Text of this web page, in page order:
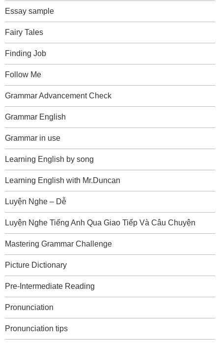
Essay sample
Fairy Tales
Finding Job
Follow Me
Grammar Advancement Check
Grammar English
Grammar in use
Learning English by song
Learning English with Mr.Duncan
Luyện Nghe – Dễ
Luyện Nghe Tiếng Anh Qua Giao Tiếp Và Câu Chuyện
Mastering Grammar Challenge
Picture Dictionary
Pre-Intermediate Reading
Pronunciation
Pronunciation tips